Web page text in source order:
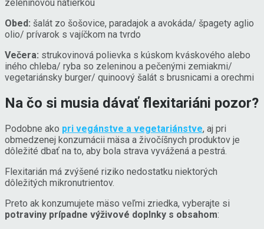
zeleninovou nátierkou
Obed: šalát zo šošovice, paradajok a avokáda/ špagety aglio
olio/ prívarok s vajíčkom na tvrdo
Večera: strukovinová polievka s kúskom kváskového alebo
iného chleba/ ryba so zeleninou a pečenými zemiakmi/
vegetariánsky burger/ quinoový šalát s brusnicami a orechmi
Na čo si musia dávať flexitariáni pozor?
Podobne ako pri vegánstve a vegetariánstve, aj pri
obmedzenej konzumácii mäsa a živočíšnych produktov je
dôležité dbať na to, aby bola strava vyvážená a pestrá.
Flexitarián má zvýšené riziko nedostatku niektorých
dôležitých mikronutrientov.
Preto ak konzumujete mäso veľmi zriedka, vyberajte si
potraviny prípadne výživové doplnky s obsahom: